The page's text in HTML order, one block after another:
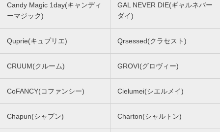
Candy Magic 1day(キャンディ
ーマジック)
GAL NEVER DIE(ギャルネバー
ダイ)
Quprie(キュプリエ) Qrsessed(クラセスト)
CRUUM(クルーム) GROVI(グロヴィー)
CoFANCY(コファンシー) Cielumei(シエルメイ)
Chapun(シャプン) Charton(シャルトン)